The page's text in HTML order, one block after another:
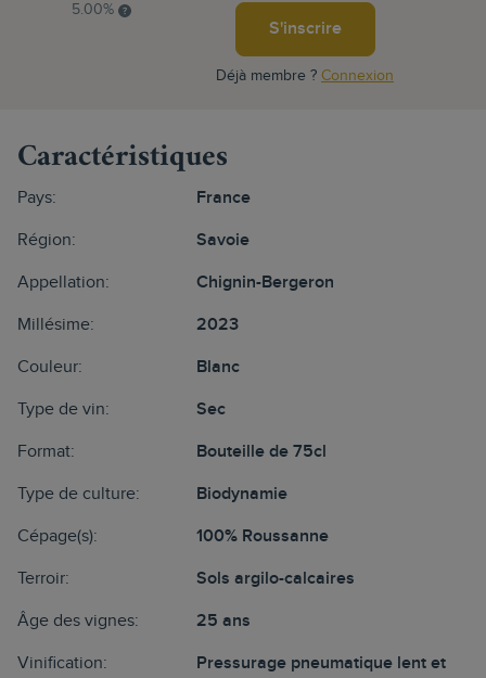
5.00%
S'inscrire
Déjà membre ? Connexion
Caractéristiques
Pays: France
Région: Savoie
Appellation: Chignin-Bergeron
Millésime: 2023
Couleur: Blanc
Type de vin: Sec
Format: Bouteille de 75cl
Type de culture: Biodynamie
Cépage(s): 100% Roussanne
Terroir: Sols argilo-calcaires
Âge des vignes: 25 ans
Vinification:
Pressurage pneumatique lent et